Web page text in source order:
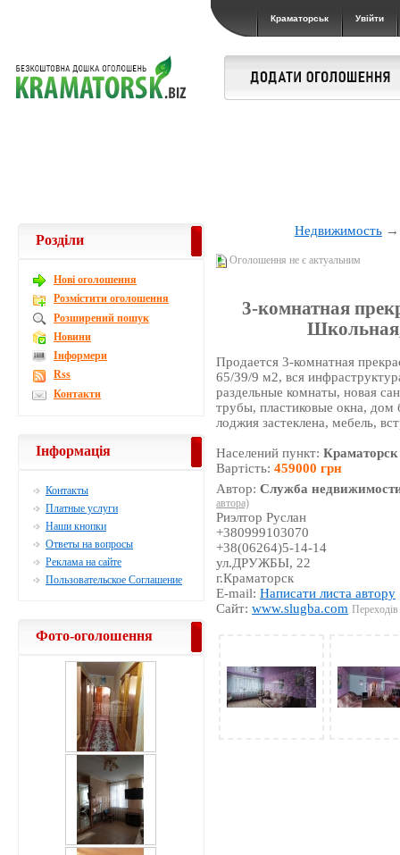
Краматорськ Увійти
Недвижимость
Оголошення не є актуальним
3-комнатная
Школьная,
Продается 3-комнатная
65/39/9 м2, вся
раздельные комнаты, новая
трубы, пластиковые окна,
лоджия застеклена, мебель,
Населений пункт:Краматорск
Вартість:459000 грн
Автор:Служба
автора)
Риэлтор Руслан
+380999103070
+38(06264)5-14-14
ул.ДРУЖБЫ, 22
г.Краматорск
E-mail:Написати листа автору
Сайт:www.slugba.com
Розділи
Новi оголошення
Розмістити оголошення
Розширений пошук
Новини
Інформери
Rss
Контакти
Інформація
Контакты
Платные услуги
Наши кнопки
Ответы на вопросы
Реклама на сайте
Пользовательское Соглашение
Фото-оголошення